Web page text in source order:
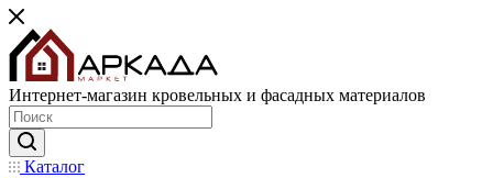
Интернет-магазин кровельных и фасадных материалов
Каталог